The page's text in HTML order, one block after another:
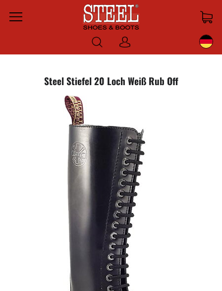
Menu
Anmelden
Steel Stiefel 20 Loch Weiß Rub Off